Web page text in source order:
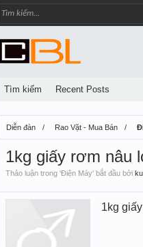
Diễn đàn Rao Vặt - Mua Bán
1kg giấy rơm nâu
Thảo luận trong 'Điện Máy' bắt đầu bởi
1kg
Tìm kiếm Recent Posts